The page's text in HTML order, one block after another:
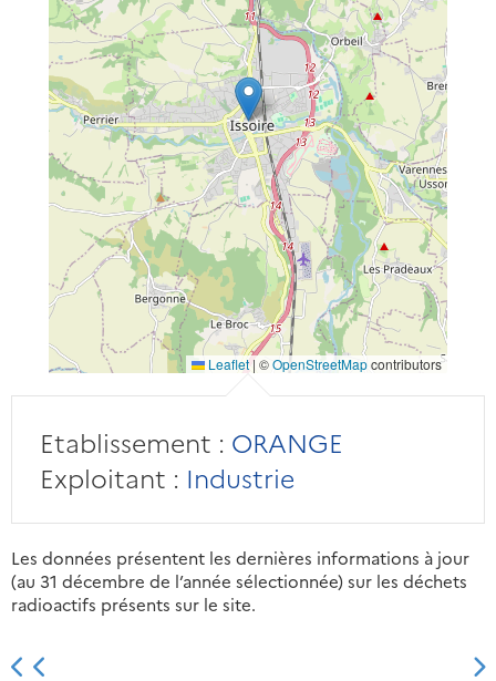
Leaflet|©OpenStreetMapcontributors
Etablissement : ORANGE
Exploitant : Industrie
Les données présentent les dernières informations à jour
(au 31 décembre de l’année sélectionnée) sur les déchets
radioactifs présents sur le site.